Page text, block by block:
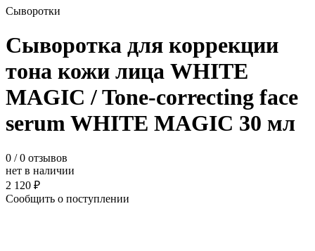
Сыворотки
Сыворотка для коррекции
тона кожи лица WHITE
MAGIC / Tone-correcting face
serum WHITE MAGIC 30 мл
0 / 0 отзывов
нет в наличии
2 120 ₽
Сообщить о поступлении